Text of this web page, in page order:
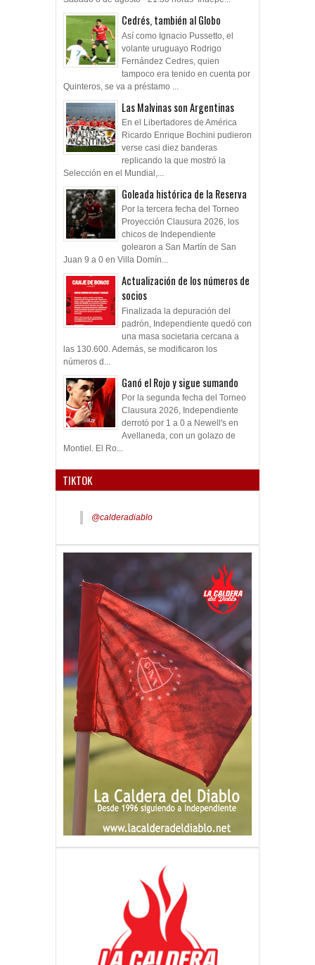
Cedrés, también al Globo
Así como Ignacio Pussetto, el
volante uruguayo Rodrigo
Fernández Cedres, quien
tampoco era tenido en cuenta por
Quinteros, se va a préstamo ...
Las Malvinas son Argentinas
En el Libertadores de América
Ricardo Enrique Bochini pudieron
verse casi diez banderas
replicando la que mostró la
Selección en el Mundial,...
Goleada histórica de la Reserva
Por la tercera fecha del Torneo
Proyección Clausura 2026, los
chicos de Independiente
golearon a San Martín de San
Juan 9 a 0 en Villa Domín...
Actualización de los números de
socios
Finalizada la depuración del
padrón, Independiente quedó con
una masa societaria cercana a
las 130.600. Además, se modificaron los
números d...
Ganó el Rojo y sigue sumando
Por la segunda fecha del Torneo
Clausura 2026, Independiente
derrotó por 1 a 0 a Newell's en
Avellaneda, con un golazo de
Montiel. El Ro...
TIKTOK
@calderadiablo